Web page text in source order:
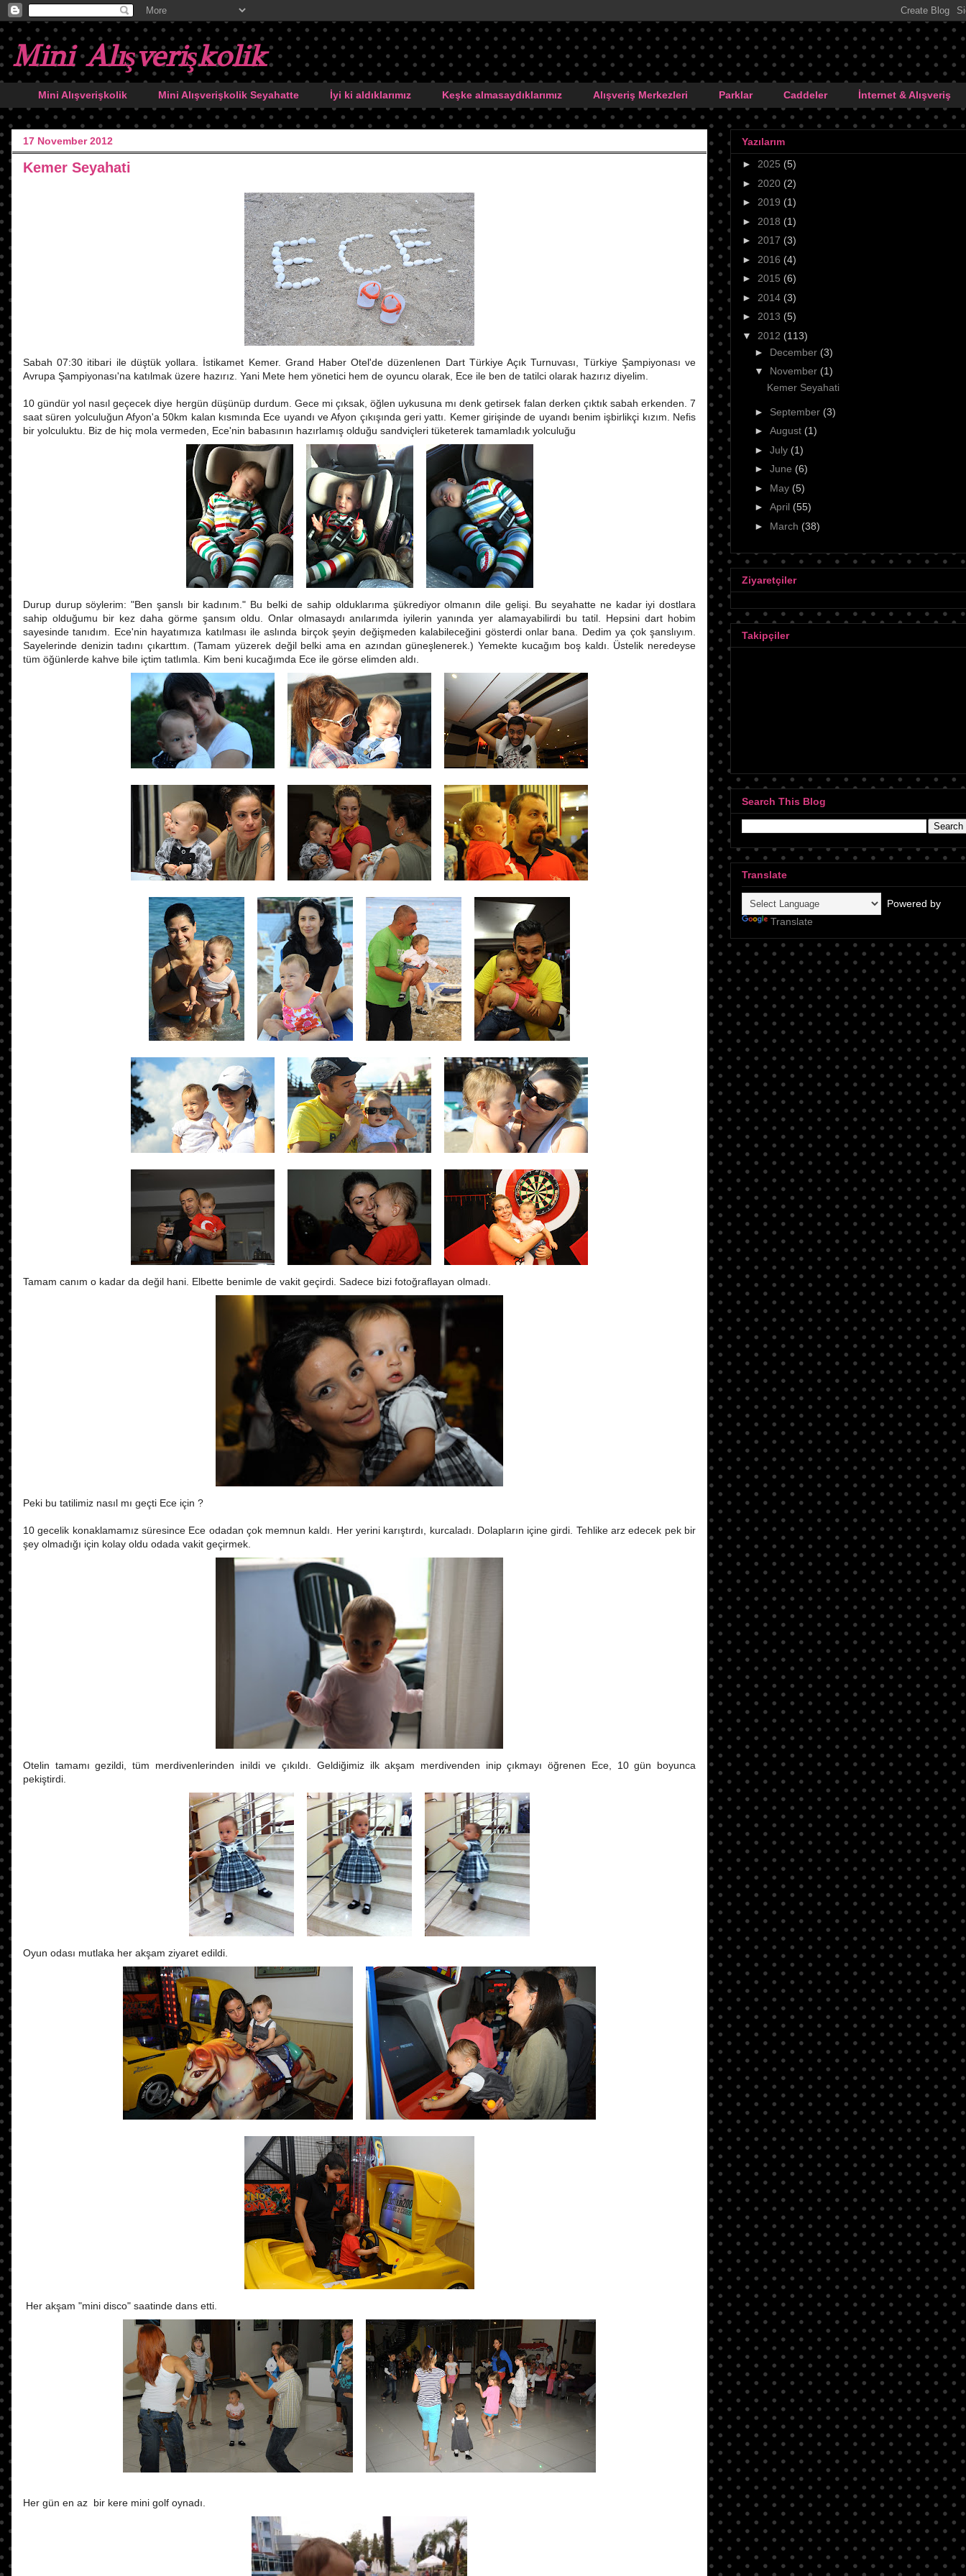
Mini Alışverişkolik
Mini Alışverişkolik Mini Alışverişkolik Seyahatte İyi ki aldıklarımız Keşke almasaydıklarımız Alışveriş Merkezleri Parklar Caddeler İnternet & Alışveriş
17 November 2012
Kemer Seyahati
Sabah 07:30 itibari ile düştük yollara. İstikamet Kemer. Grand Haber Otel'de düzenlenen Dart Türkiye Açık Turnuvası, Türkiye Şampiyonası ve
Avrupa Şampiyonası'na katılmak üzere hazırız. Yani Mete hem yönetici hem de oyuncu olarak, Ece ile ben de tatilci olarak hazırız diyelim.
10 gündür yol nasıl geçecek diye hergün düşünüp durdum. Gece mi çıksak, öğlen uykusuna mı denk getirsek falan derken çıktık sabah erkenden. 7
saat süren yolculuğun Afyon'a 50km kalan kısmında Ece uyandı ve Afyon çıkışında geri yattı. Kemer girişinde de uyandı benim işbirlikçi kızım. Nefis
bir yolculuktu. Biz de hiç mola vermeden, Ece'nin babasının hazırlamış olduğu sandviçleri tüketerek tamamladık yolculuğu
Durup durup söylerim: "Ben şanslı bir kadınım." Bu belki de sahip olduklarıma şükrediyor olmanın dile gelişi. Bu seyahatte ne kadar iyi dostlara
sahip olduğumu bir kez daha görme şansım oldu. Onlar olmasaydı anılarımda iyilerin yanında yer alamayabilirdi bu tatil. Hepsini dart hobim
sayesinde tanıdım. Ece'nin hayatımıza katılması ile aslında birçok şeyin değişmeden kalabileceğini gösterdi onlar bana. Dedim ya çok şanslıyım.
Sayelerinde denizin tadını çıkarttım. (Tamam yüzerek değil belki ama en azından güneşlenerek.) Yemekte kucağım boş kaldı. Üstelik neredeyse
tüm öğünlerde kahve bile içtim tatlımla. Kim beni kucağımda Ece ile görse elimden aldı.
Tamam canım o kadar da değil hani. Elbette benimle de vakit geçirdi. Sadece bizi fotoğraflayan olmadı.
Peki bu tatilimiz nasıl mı geçti Ece için ?
10 gecelik konaklamamız süresince Ece odadan çok memnun kaldı. Her yerini karıştırdı, kurcaladı. Dolapların içine girdi. Tehlike arz edecek pek bir
şey olmadığı için kolay oldu odada vakit geçirmek.
Otelin tamamı gezildi, tüm merdivenlerinden inildi ve çıkıldı. Geldiğimiz ilk akşam merdivenden inip çıkmayı öğrenen Ece, 10 gün boyunca
pekiştirdi.
Oyun odası mutlaka her akşam ziyaret edildi.
Her akşam "mini disco" saatinde dans etti.
Her gün en az bir kere mini golf oynadı.
Yazılarım
► 2025 (5)
► 2020 (2)
► 2019 (1)
► 2018 (1)
► 2017 (3)
► 2016 (4)
► 2015 (6)
► 2014 (3)
► 2013 (5)
▼ 2012 (113)
► December (3)
▼ November (1)
Kemer Seyahati
► September (3)
► August (1)
► July (1)
► June (6)
► May (5)
► April (55)
► March (38)
Ziyaretçiler
Takipçiler
Search This Blog
Translate
Powered by
Translate